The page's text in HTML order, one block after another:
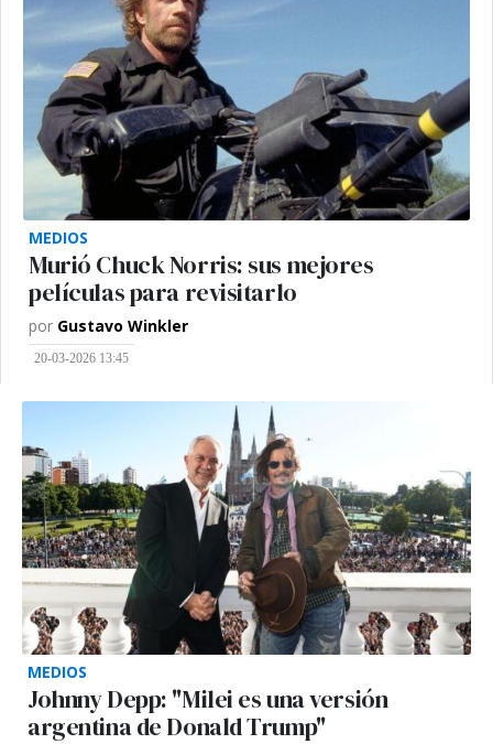
MEDIOS
Murió Chuck Norris: sus mejores
películas para revisitarlo
por Gustavo Winkler
20-03-2026 13:45
MEDIOS
Johnny Depp: "Milei es una versión
argentina de Donald Trump"